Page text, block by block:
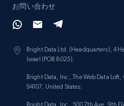
Lazada - Products -
seller URL
price, Currency, Stock, and
991+ 165+
お問い合わせ
Bright Data Ltd. (Headquarters), 4
Israel (POB 8025).
Bright Data, Inc., The Web Data
94107, United States.
Bright Data, Inc., 500 7th Ave, 9th